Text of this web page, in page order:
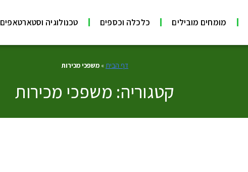
מומחים מובילים כלכלה וכספים טכנולוגיה וסטארטאפים
דף הבית» משפכי מכירות
קטגוריה: משפכי מכירות